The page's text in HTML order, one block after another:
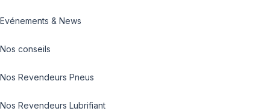
Evénements & News
Nos conseils
Nos Revendeurs Pneus
Nos Revendeurs Lubrifiant